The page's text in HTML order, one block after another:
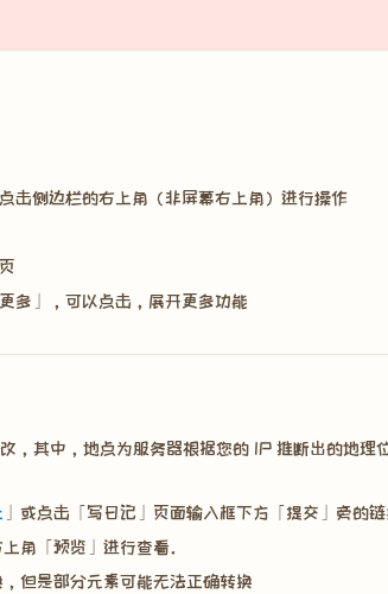
击侧边栏的右上角（非屏幕右上角）进行操作
多」，可以点击，展开更多功能
，其中，地点为服务器根据您的 IP 推断出的地
」或点击「写日记」页面输入框下方「提交」旁的链
角「预览」进行查看。
但是部分元素可能无法正确转换